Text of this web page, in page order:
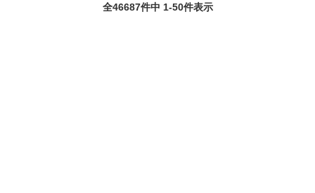
全46687件中 1-50件表示